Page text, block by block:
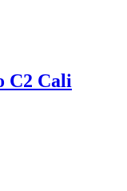
C2 Cali